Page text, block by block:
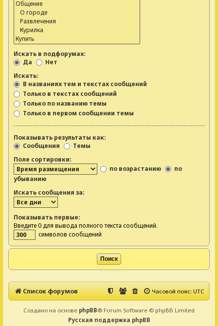
Искать в подфорумах:
Да
Нет
Искать:
В названиях тем и текстах сообщений
Только в текстах сообщений
Только по названию темы
Только в первом сообщении темы
Показывать результаты как:
Сообщения
Темы
Поле сортировки:
по возрастанию
по
убыванию
Искать сообщения за:
Показывать первые:
Введите 0 для вывода полного текста сообщений.
символов сообщений
Список форумов Часовой пояс:UTC
Создано на основе phpBB® Forum Software © phpBB Limited
Русская поддержка phpBB